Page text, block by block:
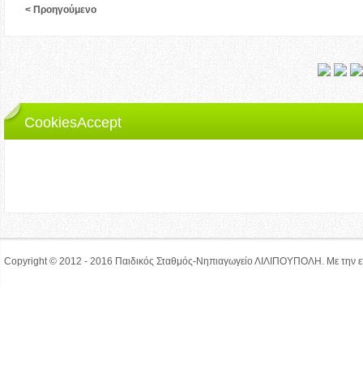
< Προηγούμενο
CookiesAccept
Copyright © 2012 - 2016 Παιδικός Σταθμός-Νηπιαγωγείο ΛΙΛΙΠΟΥΠΟΛΗ. Με την